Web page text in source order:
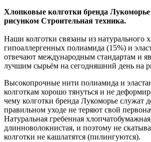
Хлопковые колготки бренда
рисунком Cтроительная техника.
Наши колготки связаны из натурального
гипоаллергенных полиамида (15%) и
отвечают международным стандартам и
лучшим сырьём на сегодняшний день на
Высокопрочные нити полиамида и
колготкам хорошо тянуться и не
чему колготки бренда Лукоморье служат
правильном уходе не теряют свой
Натуральная гребенная
длинноволокнистая, и поэтому не
колготки не кашлатятся (пилингуются).